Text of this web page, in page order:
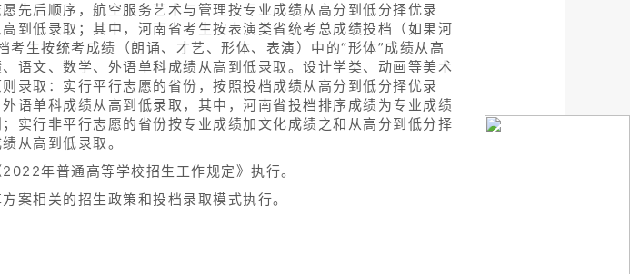
先后顺序，航空服务艺术与管理按专业成绩从高分到低分择优录
到低录取；其中，河南省考生按表演类省统考总成绩投档（如果河
生按统考成绩（朗诵、才艺、形体、表演）中的“形体”成绩从高
语文、数学、外语单科成绩从高到低录取。设计学类、动画等美术
录取：实行平行志愿的省份，按照投档成绩从高分到低分择优录
语单科成绩从高到低录取，其中，河南省投档排序成绩为专业成绩
实行非平行志愿的省份按专业成绩加文化成绩之和从高分到低分择
从高到低录取。
年普通高等学校招生工作规定》执行。
案相关的招生政策和投档录取模式执行。